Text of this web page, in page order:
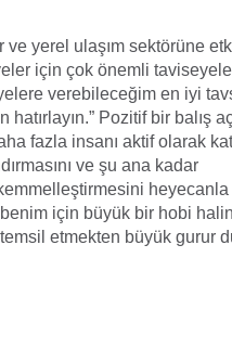
ve yerel ulaşım sektörüne
için çok önemli
verebileceğim en iyi
Pozitif bir balış
fazla insanı aktif olarak
ve şu ana kadar
için büyük bir hobi
etmekten büyük gurur